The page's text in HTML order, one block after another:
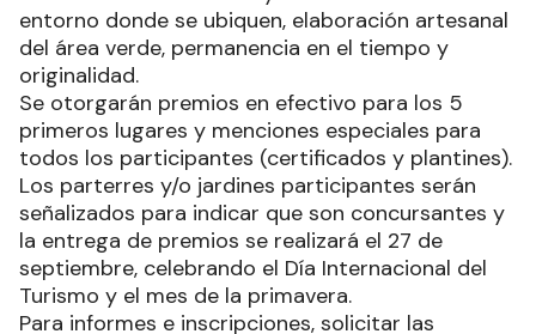
entorno donde se ubiquen, elaboración artesanal
del área verde, permanencia en el tiempo y
originalidad.
Se otorgarán premios en efectivo para los 5
primeros lugares y menciones especiales para
todos los participantes (certificados y plantines).
Los parterres y/o jardines participantes serán
señalizados para indicar que son concursantes y
la entrega de premios se realizará el 27 de
septiembre, celebrando el Día Internacional del
Turismo y el mes de la primavera.
Para informes e inscripciones, solicitar las